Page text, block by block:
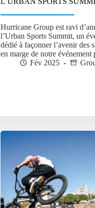
Hurricane Group est ravi
l’Urban Sports Summit, un
dédié à façonner l’avenir des
en marge de notre
Fév 2025